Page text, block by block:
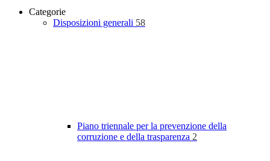
Categorie
Disposizioni generali 58
Piano triennale per la prevenzione della
corruzione e della trasparenza 2